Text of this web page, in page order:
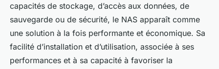
capacités de stockage, d’accès aux données, de
sauvegarde ou de sécurité, le NAS apparaît comme
une solution à la fois performante et économique. Sa
facilité d’installation et d’utilisation, associée à ses
performances et à sa capacité à favoriser la